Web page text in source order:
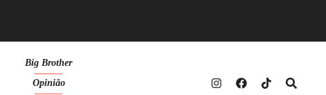
Big Brother
Opinião